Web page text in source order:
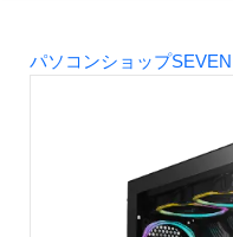
パソコンショップSEVEN